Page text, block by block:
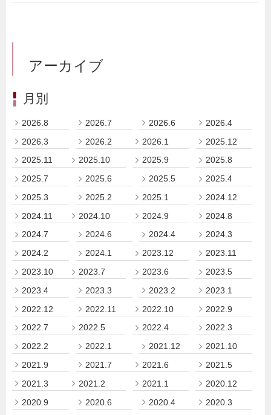
アーカイブ
月別
2026.8 2026.7 2026.6
2026.4
2026.3
2026.2 2026.1
2025.12
2025.11
2025.10 2025.9
2025.8
2025.7
2025.6 2025.5
2025.4
2025.3
2025.2 2025.1
2024.12
2024.11
2024.10 2024.9
2024.8
2024.7
2024.6 2024.4
2024.3
2024.2
2024.1 2023.12
2023.11
2023.10
2023.7 2023.6
2023.5
2023.4
2023.3 2023.2
2023.1
2022.12
2022.11 2022.10
2022.9
2022.7
2022.5 2022.4
2022.3
2022.2
2022.1 2021.12
2021.10
2021.9
2021.7 2021.6
2021.5
2021.3
2021.2 2021.1
2020.12
2020.9
2020.6 2020.4
2020.3